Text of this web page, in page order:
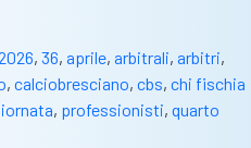
, 36, aprile, arbitrali, arbitri,
, calciobresciano, cbs, chi fischia
, professionisti, quarto